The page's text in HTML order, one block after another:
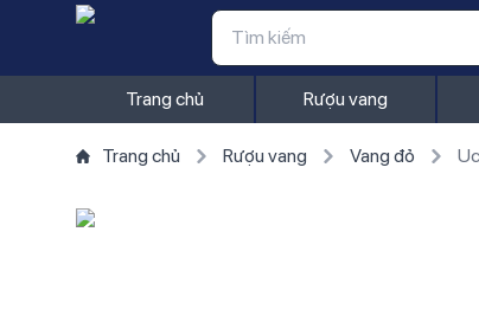
Trang chủ Rượu vang
Trang chủ Rượu vang Vang đỏ